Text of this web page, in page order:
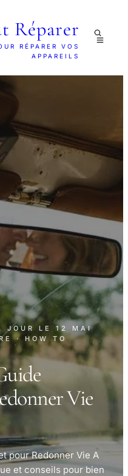
Réparer
RÉPARER VOS
APPAREILS
JOUR LE 12 MAI
· HOW TO
Vie
pour Redonner Vie A
et conseils pour bien